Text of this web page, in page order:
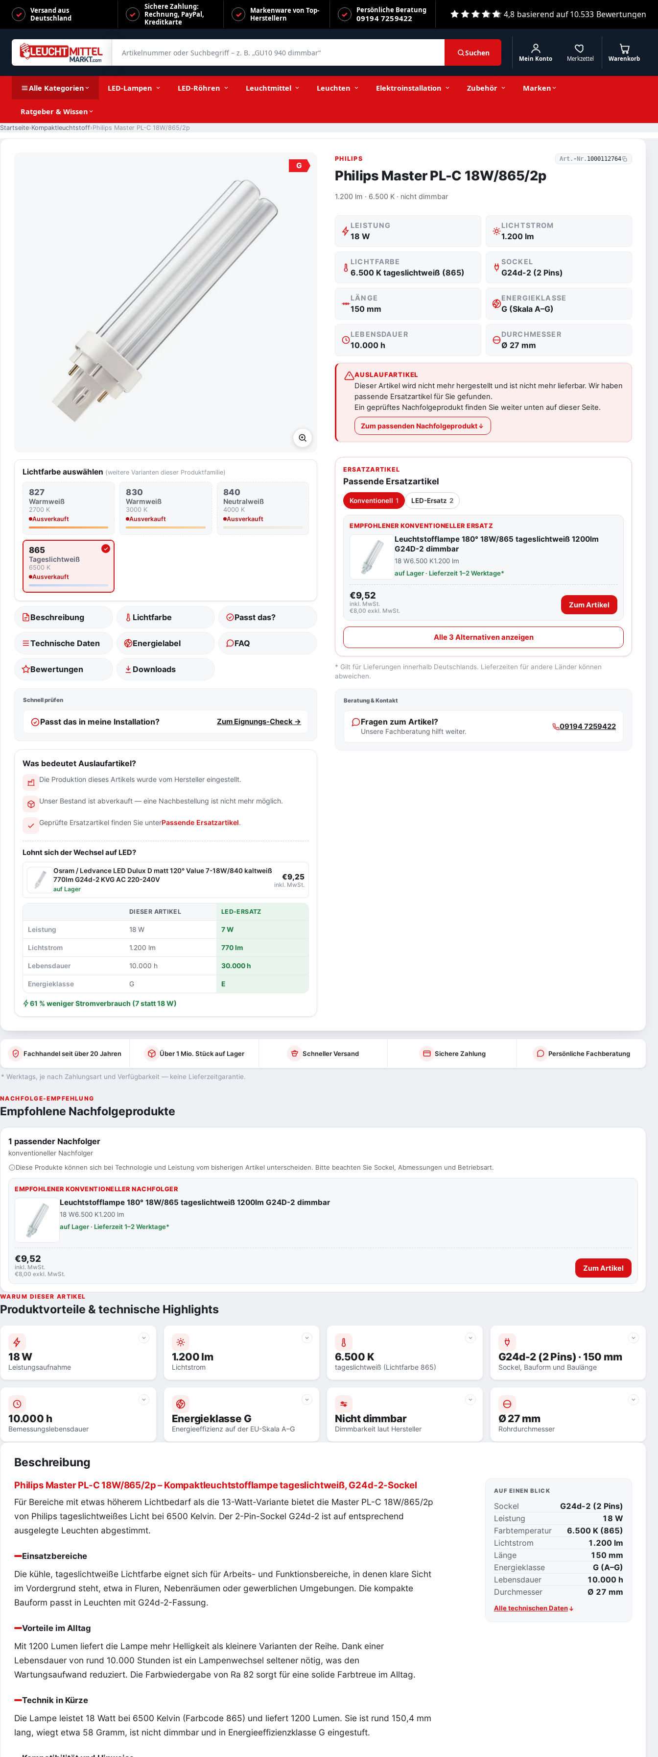
Versand aus
Deutschland
Sichere Zahlung:
Rechnung, PayPal,
Kreditkarte
Markenware von Top-
Herstellern
Persönliche Beratung
09194 7259422 4,8 basierend auf10.533 Bewertungen
Suchen
Merkzettel
Mein Konto Warenkorb
Alle Kategorien LED-Lampen LED-Röhren Leuchtmittel Leuchten Elektroinstallation Zubehör Marken
Ratgeber & Wissen
Startseite Kompaktleuchtstoff Philips Master PL-C 18W/865/2p
PHILIPS Art.-Nr. 1000112764
Philips Master PL-C 18W/865/2p
1.200 lm · 6.500 K · nicht dimmbar
G
Lichtfarbe auswählen (weitere Varianten dieser Produktfamilie)
827
Warmweiß
2700 K
Ausverkauft
830
Warmweiß
3000 K
Ausverkauft
840
Neutralweiß
4000 K
Ausverkauft
865
Tageslicht­weiß
6500 K
Ausverkauft
Aktuell ausgewählte Lichtfarbe
Beschreibung Lichtfarbe Passt das?
Technische Daten Energielabel FAQ
Bewertungen Downloads
Schnell prüfen
Passt das in meine Installation? Zum Eignungs-Check →
Was bedeutet Auslaufartikel?
Die Produktion dieses Artikels wurde vom Hersteller eingestellt.
Unser Bestand ist abverkauft — eine Nachbestellung ist nicht mehr möglich.
Geprüfte Ersatzartikel finden Sie unterPassende Ersatzartikel.
Lohnt sich der Wechsel auf LED?
Osram / Ledvance LED Dulux D matt 120° Value 7-18W/840 kaltweiß
770lm G24d-2 KVG AC 220-240V
auf Lager
€9,25
inkl. MwSt.
DIESER ARTIKEL LED-ERSATZ
Leistung 18 W 7 W
Lichtstrom 1.200 lm 770 lm
Lebensdauer 10.000 h 30.000 h
Energieklasse G E
61 % weniger Stromverbrauch (7 statt 18 W)
LEISTUNG
18 W
LICHTSTROM
1.200 lm
LICHTFARBE
6.500 K tageslichtweiß (865)
SOCKEL
G24d-2 (2 Pins)
LÄNGE
150 mm
ENERGIEKLASSE
G (Skala A–G)
LEBENSDAUER
10.000 h
DURCHMESSER
Ø 27 mm
AUSLAUFARTIKEL
Dieser Artikel wird nicht mehr hergestellt und ist nicht mehr lieferbar. Wir haben
passende Ersatzartikel für Sie gefunden.
Ein geprüftes Nachfolgeprodukt finden Sie weiter unten auf dieser Seite.
Zum passenden Nachfolgeprodukt
ERSATZARTIKEL
Passende Ersatzartikel
Konventionell 1 LED-Ersatz 2
EMPFOHLENER KONVENTIONELLER ERSATZ
Leuchtstofflampe 180° 18W/865 tageslichtweiß 1200lm
G24D-2 dimmbar
18 W6.500 K1.200 lm
auf Lager · Lieferzeit 1–2 Werktage*
€9,52
inkl. MwSt.
€8,00 exkl. MwSt.
Zum Artikel
Alle 3 Alternativen anzeigen
* Gilt für Lieferungen innerhalb Deutschlands. Lieferzeiten für andere Länder können
abweichen.
Beratung & Kontakt
Fragen zum Artikel?
Unsere Fachberatung hilft weiter.
09194 7259422
Fachhandel seit über 20 Jahren Über 1 Mio. Stück auf Lager Schneller Versand Sichere Zahlung Persönliche Fachberatung
* Werktags, je nach Zahlungsart und Verfügbarkeit — keine Lieferzeitgarantie.
Philips Master PL-C 18W/865/2p Passende Alternativen
NACHFOLGE-EMPFEHLUNG
Empfohlene Nachfolgeprodukte
1 passender Nachfolger
konventioneller Nachfolger
Diese Produkte können sich bei Technologie und Leistung vom bisherigen Artikel unterscheiden. Bitte beachten Sie Sockel, Abmessungen und Betriebsart.
EMPFOHLENER KONVENTIONELLER NACHFOLGER
Leuchtstofflampe 180° 18W/865 tageslichtweiß 1200lm G24D-2 dimmbar
18 W6.500 K1.200 lm
auf Lager · Lieferzeit 1–2 Werktage*
€9,52
inkl. MwSt.
€8,00 exkl. MwSt.
Zum Artikel
WARUM DIESER ARTIKEL
Produktvorteile & technische Highlights
18 W
Leistungsaufnahme
1.200 lm
Lichtstrom
6.500 K
tageslichtweiß (Lichtfarbe 865)
G24d-2 (2 Pins) · 150 mm
Sockel, Bauform und Baulänge
10.000 h
Bemessungslebensdauer
Energieklasse G
Energieeffizienz auf der EU-Skala A–G
Nicht dimmbar
Dimmbarkeit laut Hersteller
Ø 27 mm
Rohrdurchmesser
Beschreibung
Philips Master PL-C 18W/865/2p – Kompaktleuchtstofflampe tageslichtweiß, G24d-2-Sockel
Für Bereiche mit etwas höherem Lichtbedarf als die 13-Watt-Variante bietet die Master PL-C 18W/865/2p
von Philips tageslichtweißes Licht bei 6500 Kelvin. Der 2-Pin-Sockel G24d-2 ist auf entsprechend
ausgelegte Leuchten abgestimmt.
Einsatzbereiche
Die kühle, tageslichtweiße Lichtfarbe eignet sich für Arbeits- und Funktionsbereiche, in denen klare Sicht
im Vordergrund steht, etwa in Fluren, Nebenräumen oder gewerblichen Umgebungen. Die kompakte
Bauform passt in Leuchten mit G24d-2-Fassung.
Vorteile im Alltag
Mit 1200 Lumen liefert die Lampe mehr Helligkeit als kleinere Varianten der Reihe. Dank einer
Lebensdauer von rund 10.000 Stunden ist ein Lampenwechsel seltener nötig, was den
Wartungsaufwand reduziert. Die Farbwiedergabe von Ra 82 sorgt für eine solide Farbtreue im Alltag.
Technik in Kürze
Die Lampe leistet 18 Watt bei 6500 Kelvin (Farbcode 865) und liefert 1200 Lumen. Sie ist rund 150,4 mm
lang, wiegt etwa 58 Gramm, ist nicht dimmbar und in Energieeffizienzklasse G eingestuft.
AUF EINEN BLICK
Sockel
G24d-2 (2 Pins)
Leistung
18 W
Farbtemperatur
6.500 K (865)
Lichtstrom
1.200 lm
Länge
150 mm
Energieklasse
G (A–G)
Lebensdauer
10.000 h
Durchmesser
Ø 27 mm
Alle technischen Daten